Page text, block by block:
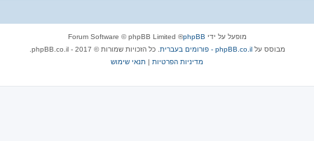
מופעל על ידי phpBB
® Forum Software © phpBB Limited
מבוסס עלphpBB.co.il - פורומים בעברית
. כל הזכויות שמורות © 2017 - phpBB.co.il.
מדיניות הפרטיות | תנאי שימוש